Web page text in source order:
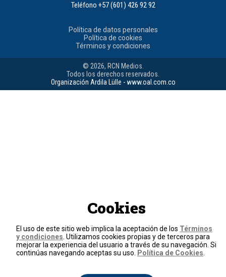
Teléfono +57 (601) 426 92 92
Política de datos personales
Política de cookies
Términos y condiciones
© 2026, RCN Medios.
Todos los derechos reservados.
Organización Ardila Lülle - www.oal.com.co
Cookies
El uso de este sitio web implica la aceptación de los Términos
y condiciones . Utilizamos cookies propias y de terceros para
mejorar la experiencia del usuario a través de su navegación. Si
continúas navegando aceptas su uso.
Política de Cookies